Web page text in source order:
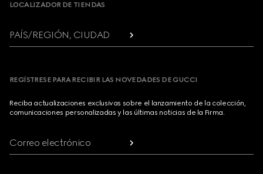
LOCALIZADOR DE TIENDAS
PAÍS/REGIÓN, CIUDAD
REGÍSTRESE PARA RECIBIR LAS NOVEDADES DE GUCCI
Reciba actualizaciones exclusivas sobre el lanzamiento de la colección,
comunicaciones personalizadas y las últimas noticias de la Firma.
Correo electrónico